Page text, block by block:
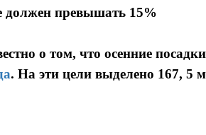
должен превышать 15%
о том, что осенние
. На эти цели выделено 167, 5